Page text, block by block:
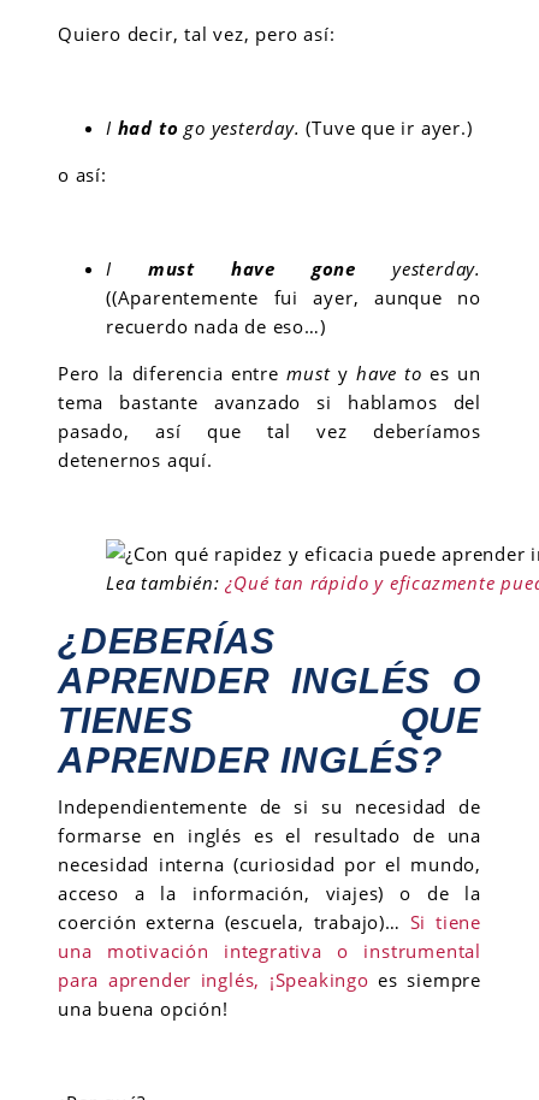
Quiero decir, tal vez, pero así:
I had to go yesterday. (Tuve que ir ayer.)
o así:
I must have gone yesterday.
((Aparentemente fui ayer, aunque no
recuerdo nada de eso…)
Pero la diferencia entremusty have to es un
tema bastante avanzado si hablamos del
pasado, así que tal vez deberíamos
detenernos aquí.
Lea también:¿Qué tan rápido y eficazmente
¿DEBERÍAS
APRENDER INGLÉS O
TIENES QUE
APRENDER INGLÉS?
Independientemente de si su necesidad de
formarse en inglés es el resultado de una
necesidad interna (curiosidad por el mundo,
acceso a la información, viajes) o de la
coerción externa (escuela, trabajo)… Si tiene
una motivación integrativa o instrumental
para aprender inglés, ¡Speakingo es siempre
una buena opción!